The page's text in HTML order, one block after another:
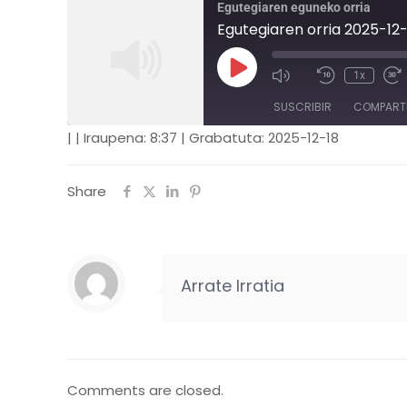
Egutegiaren eguneko orria
Egutegiaren orria 2025-
1x
SUSCRIBIR
FEED RSS
ENLACE
| |Iraupena: 8:37 |Grabatuta: 2025-12-18
Share
Arrate Irratia
Comments are closed.